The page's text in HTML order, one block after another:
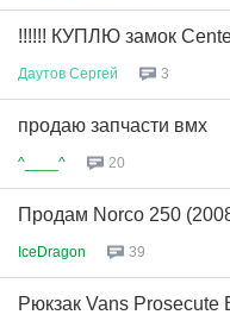
!!!!!! КУПЛЮ замок
Даутов Сергей 3
продаю запчасти вмх
^____^ 20
Продам Norco 250
IceDragon 39
Рюкзак Vans Prosecute